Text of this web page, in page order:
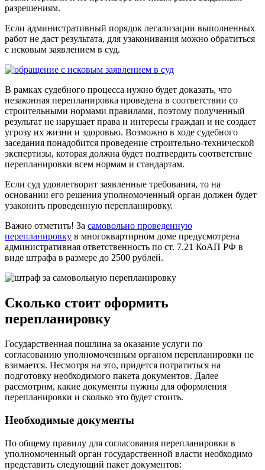
разрешениям.
Если административный порядок легализации выполненных
работ не даст результата, для узаконивания можно обратиться
с исковым заявлением в суд.
В рамках судебного процесса нужно будет доказать, что
незаконная перепланировка проведена в соответствии со
строительными нормами правилами, поэтому полученный
результат не нарушает права и интересы граждан и не создает
угрозу их жизни и здоровью. Возможно в ходе судебного
заседания понадобится проведение строительно-технической
экспертизы, которая должна будет подтвердить соответствие
перепланировки всем нормам и стандартам.
Если суд удовлетворит заявленные требования, то на
основании его решения уполномоченный орган должен будет
узаконить проведенную перепланировку.
Важно отметить! За самовольно проведенную
перепланировку в многоквартирном доме предусмотрена
административная ответственность по ст. 7.21 КоАП РФ в
виде штрафа в размере до 2500 рублей.
Сколько стоит оформить
перепланировку
Государственная пошлина за оказание услуги по
согласованию уполномоченным органом перепланировки не
взимается. Несмотря на это, придется потратиться на
подготовку необходимого пакета документов. Далее
рассмотрим, какие документы нужны для оформления
перепланировки и сколько это будет стоить.
Необходимые документы
По общему правилу для согласования перепланировки в
уполномоченный орган государственной власти необходимо
представить следующий пакет документов: